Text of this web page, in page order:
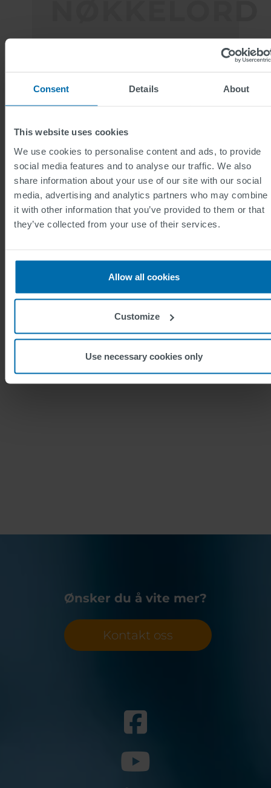
Consent Details About
This website uses cookies
We use cookies to personalise content and ads, to provide
social media features and to analyse our traffic. We also
share information about your use of our site with our social
media, advertising and analytics partners who may combine
it with other information that you’ve provided to them or that
they’ve collected from your use of their services.
Allow all cookies
Customize
Use necessary cookies only
UTFORDRINGEN
Implementere et
transportstyringssystem
som muliggjør sporing og
lokalisering av PT-
kjøretøy i sanntid
gjennomføring av et
overvåkingssystem
Teknologi
FLASHNET og UTOPIA
Ønsker du å vite mer?
Kontakt oss